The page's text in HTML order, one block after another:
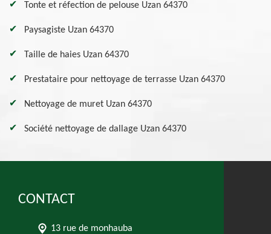
Tonte et réfection de pelouse Uzan 64370
Paysagiste Uzan 64370
Taille de haies Uzan 64370
Prestataire pour nettoyage de terrasse Uzan 64370
Nettoyage de muret Uzan 64370
Société nettoyage de dallage Uzan 64370
CONTACT
13 rue de monhauba